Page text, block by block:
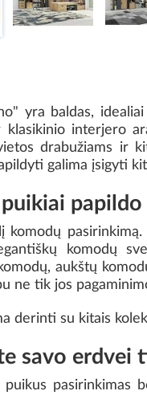
yra baldas,
klasikinio interjero
drabužiams ir
galima įsigyti
komodų
komodų
aukštų
ne tik jos
derinti su kitais
savo erdvei
puikus pasirinkimas